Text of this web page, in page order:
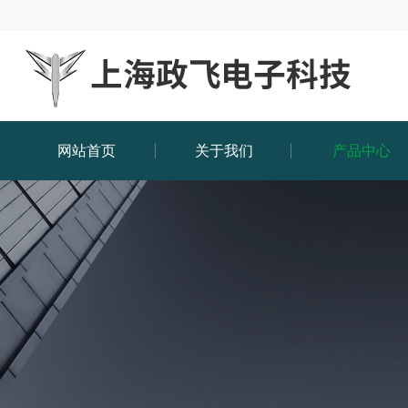
网站首页 关于我们 产品中心